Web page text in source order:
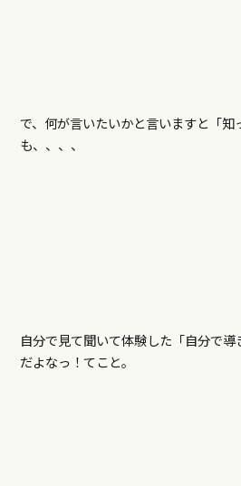
で、何が言いたいかと言いますと「知
も、、、、
自分で見て聞いて体験した「自分で
だよなっ！てこと。